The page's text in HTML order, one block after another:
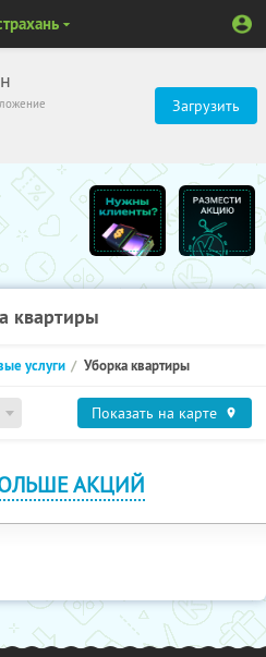
Загрузить
квартиры
услуги Уборка квартиры
Показать на карте
АКЦИЙ